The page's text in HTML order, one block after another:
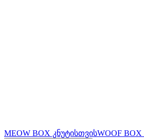
MEOW BOX კნუტისთვისWOOF